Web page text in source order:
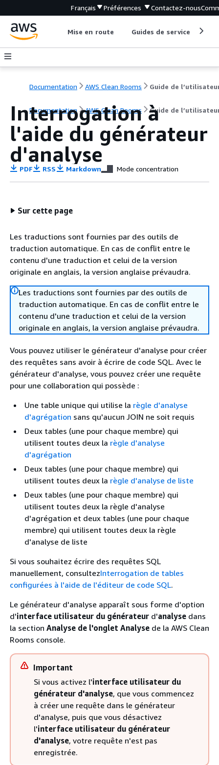
Français Préférences Contactez-nous
Mise en route Guides de service
Documentation AWS Clean Rooms Guide de
Documentation AWS Clean Rooms Guide de
Interrogation à
l'aide du générateur
d'analyse
PDF RSS Markdown Mode concentration
Sur cette page
Les traductions sont fournies par des outils de
traduction automatique. En cas de conflit entre le
contenu d'une traduction et celui de la version
originale en anglais, la version anglaise prévaudra.
Les traductions sont fournies par des outils de
traduction automatique. En cas de conflit entre le
contenu d'une traduction et celui de la version
originale en anglais, la version anglaise prévaudra.
Vous pouvez utiliser le générateur d'analyse pour créer
des requêtes sans avoir à écrire de code SQL. Avec le
générateur d'analyse, vous pouvez créer une requête
pour une collaboration qui possède :
Une table unique qui utilise la règle d'analyse
d'agrégation sans qu'aucun JOIN ne soit requis
Deux tables (une pour chaque membre) qui
utilisent toutes deux la règle d'analyse
d'agrégation
Deux tables (une pour chaque membre) qui
utilisent toutes deux la règle d'analyse de liste
Deux tables (une pour chaque membre) qui
utilisent toutes deux la règle d'analyse
d'agrégation et deux tables (une pour chaque
membre) qui utilisent toutes deux la règle
d'analyse de liste
Si vous souhaitez écrire des requêtes SQL
manuellement, consultezInterrogation de tables
configurées à l'aide de l'éditeur de code SQL.
Le générateur d'analyse apparaît sous forme d'option
d'interface utilisateur du générateur d'analyse dans
la section Analyse de l'onglet Analyse de la AWS Clean
Rooms console.
Important
Si vous activez l'interface utilisateur du
générateur d'analyse, que vous commencez
à créer une requête dans le générateur
d'analyse, puis que vous désactivez
l'interface utilisateur du générateur
d'analyse, votre requête n'est pas
enregistrée.